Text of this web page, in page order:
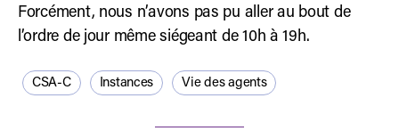
Forcément, nous n’avons pas pu aller au bout de
l’ordre de jour même siégeant de 10h à 19h.
CSA-C Instances Vie des agents